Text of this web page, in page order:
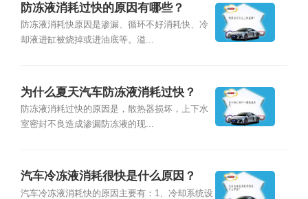
防冻液消耗过快的原因有哪些？
防冻液消耗快原因是渗漏、循环不好消耗快、冷
却液进缸被烧掉或进油底等。溢...
为什么夏天汽车防冻液消耗过快？
防冻液消耗过快的原因是，散热器损坏，上下水
室密封不良造成渗漏防冻液的现...
汽车冷冻液消耗很快是什么原因？
汽车冷冻液消耗快的原因主要有：1、冷却系统设